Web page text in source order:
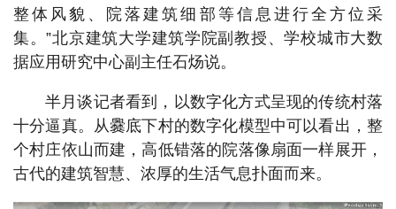
整体风貌、院落建筑细部等信息进行全方位采
集。”北京建筑大学建筑学院副教授、学校城市大数
据应用研究中心副主任石炀说。
半月谈记者看到，以数字化方式呈现的传统村落
十分逼真。从爨底下村的数字化模型中可以看出，整
个村庄依山而建，高低错落的院落像扇面一样展开，
古代的建筑智慧、浓厚的生活气息扑面而来。